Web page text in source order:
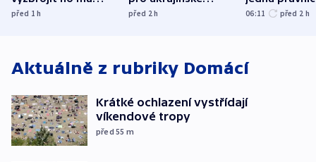
Francie
před 1h
uprchlíky
před 2h
osobu v
06:11 před 2 h
Aktuálně z rubriky Domácí
Krátké ochlazení vystřídají
víkendové tropy
před 55 m